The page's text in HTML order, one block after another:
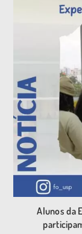
Alunos da